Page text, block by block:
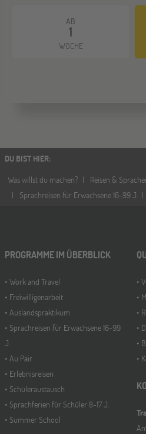
AB
1
WOCHE
DU BIST HIER:
Was willst du machen?
Reisen &
Sprachreisen für Erwachsene 16-99 J.
PROGRAMME IM ÜBERBLICK
Work and Travel
Freiwilligenarbeit
Auslandspraktikum
Sprachreisen für Erwachsene 16-99
J.
Au Pair
Erlebnisreisen
Schüleraustausch
Sprachferien für Schüler 8-17 J.
Summer School